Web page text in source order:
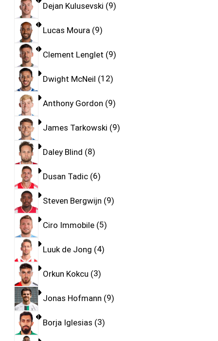
Dejan Kulusevski 9
Lucas Moura 9
Clement Lenglet 9
Dwight McNeil 12
Anthony Gordon 9
James Tarkowski 9
Daley Blind 8
Dusan Tadic 6
Steven Bergwijn 9
Ciro Immobile 5
Luuk de Jong 4
Orkun Kokcu 3
Jonas Hofmann 9
Borja Iglesias 3